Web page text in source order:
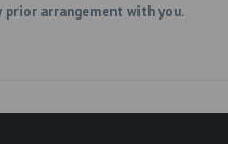
arrangement with you.